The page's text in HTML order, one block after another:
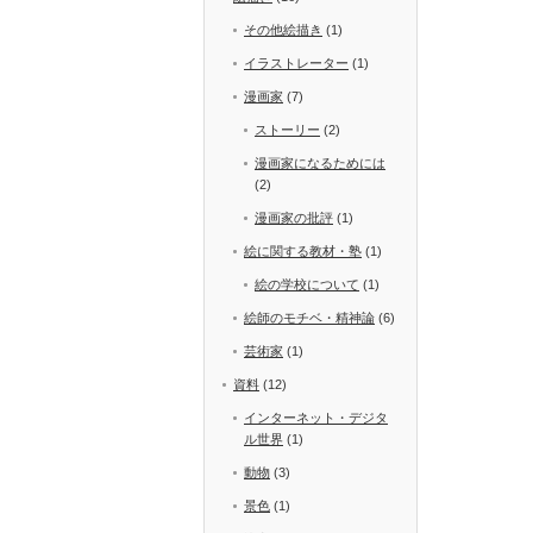
その他絵描き (1)
イラストレーター (1)
漫画家 (7)
ストーリー (2)
漫画家になるためには
(2)
漫画家の批評 (1)
絵に関する教材・塾 (1)
絵の学校について (1)
絵師のモチベ・精神論 (6)
芸術家 (1)
資料 (12)
インターネット・デジタ
ル世界 (1)
動物 (3)
景色 (1)